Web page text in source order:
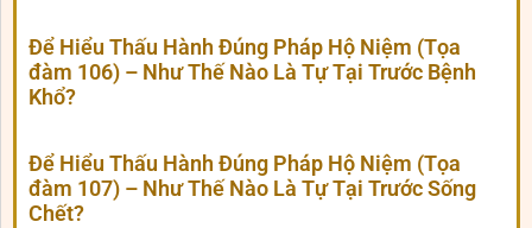
Để Hiểu Thấu Hành Đúng Pháp Hộ Niệm (Tọa
đàm 106) – Như Thế Nào Là Tự Tại Trước Bệnh
Khổ?
Để Hiểu Thấu Hành Đúng Pháp Hộ Niệm (Tọa
đàm 107) – Như Thế Nào Là Tự Tại Trước Sống
Chết?